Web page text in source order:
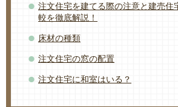
注文住宅を建てる際の注意と建売住
較を徹底解説！
床材の種類
注文住宅の窓の配置
注文住宅に和室はいる？